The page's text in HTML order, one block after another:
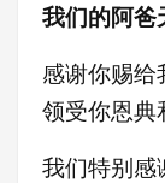
我们的阿爸
感谢你赐给
领受你恩典
我们特别感